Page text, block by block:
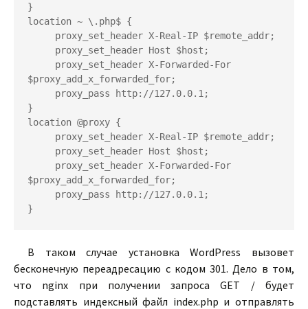
}
location ~ \.php$ {
$proxy_add_x_forwarded_for;
}
location @proxy {
$proxy_add_x_forwarded_for;
}
В таком случае установка WordPress вызовет
бесконечную переадресацию с кодом 301. Дело в том,
что nginx при получении запроса GET / будет
подставлять индексный файл index.php и отправлять